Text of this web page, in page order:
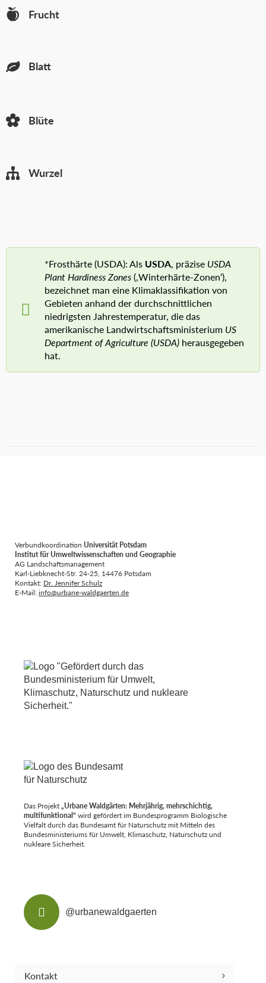
Frucht
Blatt
Blüte
Wurzel
*Frosthärte (USDA): Als USDA, präzise USDA
Plant Hardiness Zones(‚Winterhärte-Zonen‘),
bezeichnet man eine Klimaklassifikation von
Gebieten anhand der durchschnittlichen
niedrigsten Jahrestemperatur, die das
amerikanische Landwirtschaftsministerium US
Department of Agriculture (USDA) herausgegeben
hat.
Verbundkoordination Universität Potsdam
Institut für Umweltwissenschaften und Geographie
AG Landschaftsmanagement
Karl-Liebknecht-Str. 24-25, 14476 Potsdam
Kontakt: Dr. Jennifer Schulz
E-Mail:info@urbane-waldgaerten.de
Das Projekt„Urbane Waldgärten: Mehrjährig, mehrschichtig,
multifunktional“ wird gefördert im Bundesprogramm Biologische
Vielfalt durch das Bundesamt für Naturschutz mit Mitteln des
Bundesministeriums für Umwelt, Klimaschutz, Naturschutz und
nukleare Sicherheit.
@urbanewaldgaerten
Kontakt